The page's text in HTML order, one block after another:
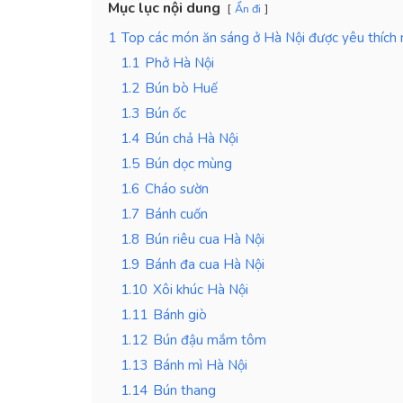
Mục lục nội dung Ẩn đi
1 Top các món ăn sáng ở Hà Nội được yêu thích
1.1 Phở Hà Nội
1.2 Bún bò Huế
1.3 Bún ốc
1.4 Bún chả Hà Nội
1.5 Bún dọc mùng
1.6 Cháo sườn
1.7 Bánh cuốn
1.8 Bún riêu cua Hà Nội
1.9 Bánh đa cua Hà Nội
1.10 Xôi khúc Hà Nội
1.11 Bánh giò
1.12 Bún đậu mắm tôm
1.13 Bánh mì Hà Nội
1.14 Bún thang